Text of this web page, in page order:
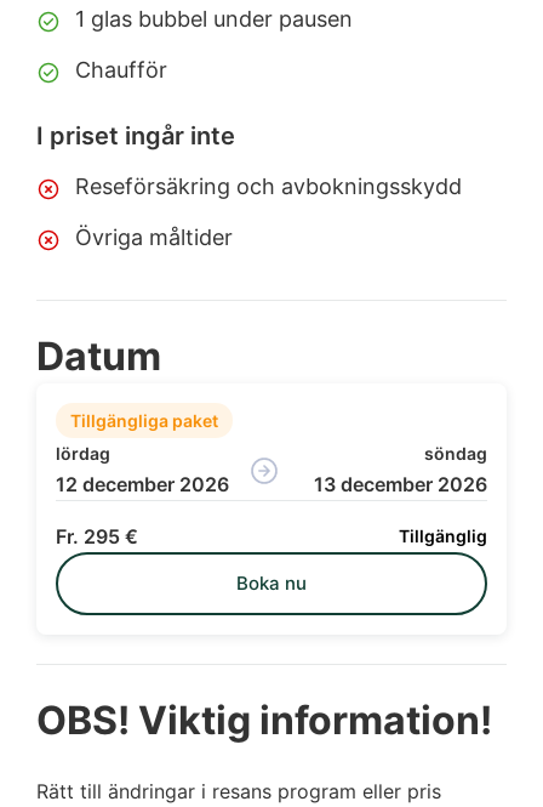
1 glas bubbel under pausen
Chaufför
I priset ingår inte
Reseförsäkring och avbokningsskydd
Övriga måltider
Datum
Tillgängliga paket
lördag
12 december 2026
söndag
13 december 2026
295 € Tillgänglig
Boka nu
OBS! Viktig information!
Rätt till ändringar i resans program eller pris